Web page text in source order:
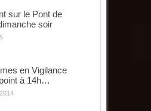
sur le Pont de
soir
en Vigilance
à 14h…